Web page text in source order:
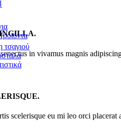
τσαγιού
in vivamus magnis
scelerisque eu mi leo orci